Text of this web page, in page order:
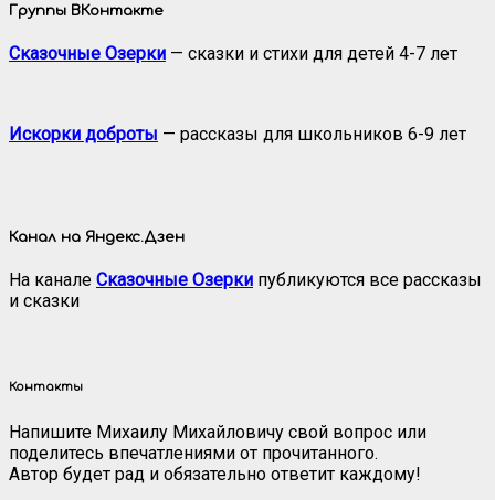
Группы ВКонтакте
Сказочные Озерки — сказки и стихи для детей 4-7 лет
Искорки доброты — рассказы для школьников 6-9 лет
Канал на Яндекс.Дзен
На канале Сказочные Озерки публикуются все рассказы
и сказки
Контакты
Напишите Михаилу Михайловичу свой вопрос или
поделитесь впечатлениями от прочитанного.
Автор будет рад и обязательно ответит каждому!